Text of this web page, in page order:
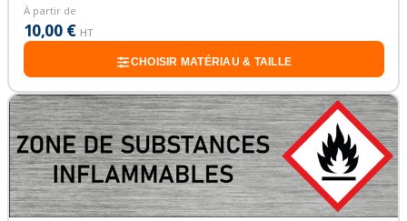
À partir de
10,00 € HT
CHOISIR MATÉRIAU & TAILLE